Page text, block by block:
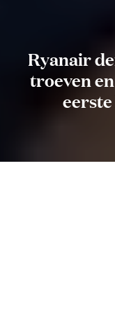
Ryanair
troeven